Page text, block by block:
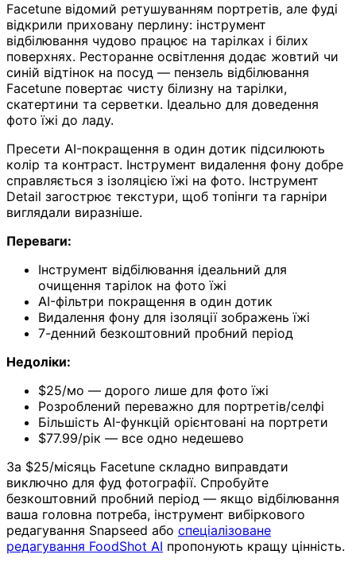
Facetune відомий ретушуванням портретів, але фуді
відкрили приховану перлину: інструмент
відбілювання чудово працює на тарілках і білих
поверхнях. Ресторанне освітлення додає жовтий чи
синій відтінок на посуд — пензель відбілювання
Facetune повертає чисту білизну на тарілки,
скатертини та серветки. Ідеально для доведення
фото їжі до ладу.
Пресети AI-покращення в один дотик підсилюють
колір та контраст. Інструмент видалення фону добре
справляється з ізоляцією їжі на фото. Інструмент
Detail загострює текстури, щоб топінги та гарніри
виглядали виразніше.
Переваги:
Інструмент відбілювання ідеальний для
очищення тарілок на фото їжі
AI-фільтри покращення в один дотик
Видалення фону для ізоляції зображень їжі
7-денний безкоштовний пробний період
Недоліки:
$25/мо — дорого лише для фото їжі
Розроблений переважно для портретів/селфі
Більшість AI-функцій орієнтовані на портрети
$77.99/рік — все одно недешево
За $25/місяць Facetune складно виправдати
виключно для фуд фотографії. Спробуйте
безкоштовний пробний період — якщо відбілювання
ваша головна потреба, інструмент вибіркового
редагування Snapseed або спеціалізоване
редагування FoodShot AI пропонують кращу цінність.